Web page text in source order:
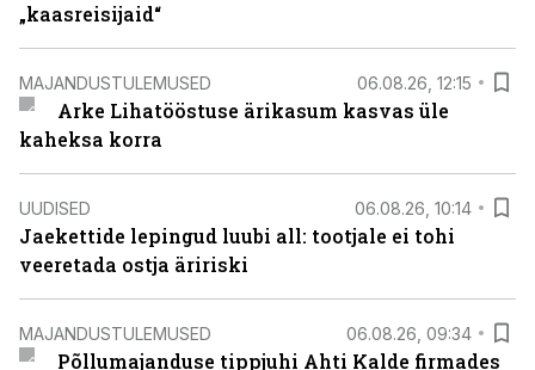
„kaasreisijaid“
MAJANDUSTULEMUSED 06.08.26, 12:15
Arke Lihatööstuse ärikasum kasvas üle
kaheksa korra
UUDISED 06.08.26, 10:14
Jaekettide lepingud luubi all: tootjale ei tohi
veeretada ostja äririski
MAJANDUSTULEMUSED 06.08.26, 09:34
Põllumajanduse tippjuhi Ahti Kalde firmades